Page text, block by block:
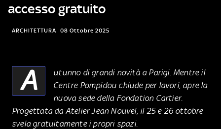
accesso gratuito
ARCHITETTURA 08 Ottobre 2025
A
utunno di grandi novità a Parigi. Mentre il
Centre Pompidou chiude per lavori, apre la
nuova sede della Fondation Cartier.
Progettata da Atelier Jean Nouvel, il 25 e 26 ottobre
svela gratuitamente i propri spazi.